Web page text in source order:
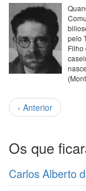
pelo
Filho
Paginação
Página
anterior
‹ Anterior
Os que
Carlos Alberto